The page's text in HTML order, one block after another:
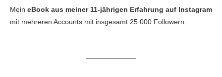
Mein eBook aus meiner 11-jährigen Erfahrung auf Instagram
mit mehreren Accounts mit insgesamt 25.000 Followern.